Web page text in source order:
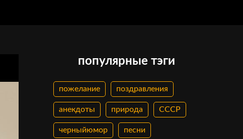
популярные тэги
пожелание поздравления
анекдоты природа СССР
черныйюмор песни